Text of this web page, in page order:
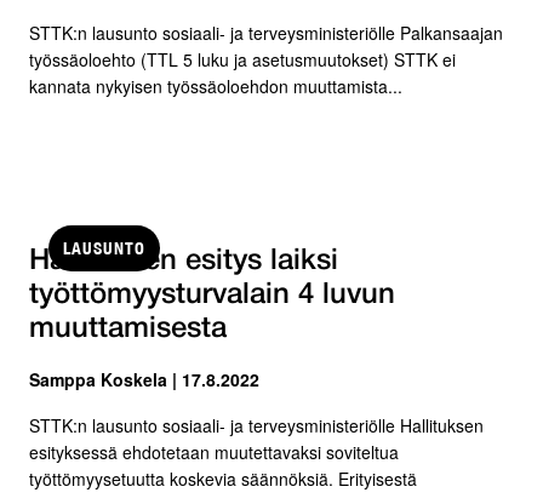
STTK:n lausunto sosiaali- ja terveysministeriölle Palkansaajan
työssäoloehto (TTL 5 luku ja asetusmuutokset) STTK ei
kannata nykyisen työssäoloehdon muuttamista...
LAUSUNTO
Hallituksen esitys laiksi
työttömyysturvalain 4 luvun
muuttamisesta
Samppa Koskela | 17.8.2022
STTK:n lausunto sosiaali- ja terveysministeriölle Hallituksen
esityksessä ehdotetaan muutettavaksi soviteltua
työttömyysetuutta koskevia säännöksiä. Erityisestä